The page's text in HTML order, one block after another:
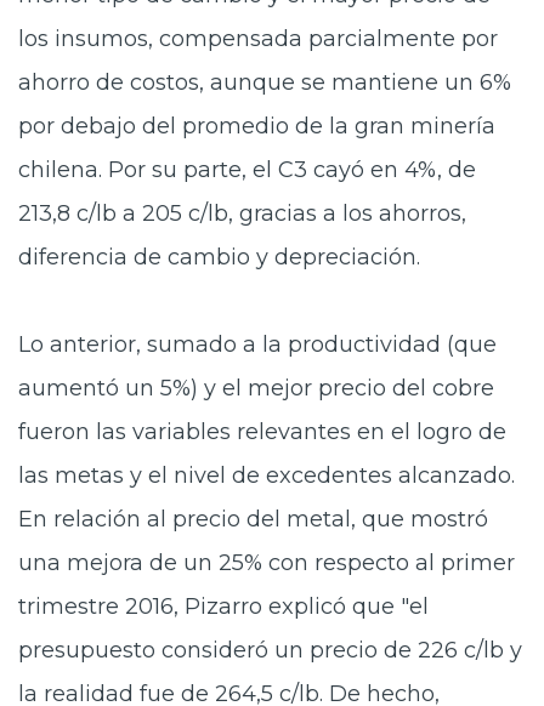
los insumos, compensada parcialmente por
ahorro de costos, aunque se mantiene un 6%
por debajo del promedio de la gran minería
chilena. Por su parte, el C3 cayó en 4%, de
213,8 c/lb a 205 c/lb, gracias a los ahorros,
diferencia de cambio y depreciación.
Lo anterior, sumado a la productividad (que
aumentó un 5%) y el mejor precio del cobre
fueron las variables relevantes en el logro de
las metas y el nivel de excedentes alcanzado.
En relación al precio del metal, que mostró
una mejora de un 25% con respecto al primer
trimestre 2016, Pizarro explicó que "el
presupuesto consideró un precio de 226 c/lb y
la realidad fue de 264,5 c/lb. De hecho,